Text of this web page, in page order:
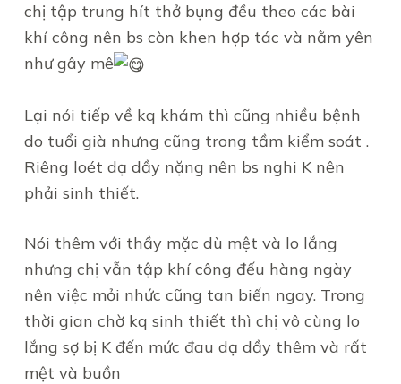
chị tập trung hít thở bụng đều theo các bài
khí công nên bs còn khen hợp tác và nằm yên
như gây mê
Lại nói tiếp về kq khám thì cũng nhiều bệnh
do tuổi già nhưng cũng trong tầm kiểm soát .
Riêng loét dạ dầy nặng nên bs nghi K nên
phải sinh thiết.
Nói thêm với thầy mặc dù mệt và lo lắng
nhưng chị vẫn tập khí công đếu hàng ngày
nên việc mỏi nhức cũng tan biến ngay. Trong
thời gian chờ kq sinh thiết thì chị vô cùng lo
lắng sợ bị K đến mức đau dạ dầy thêm và rất
mệt và buồn